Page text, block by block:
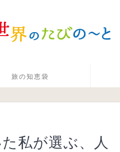
旅の知恵袋
私が選ぶ、人